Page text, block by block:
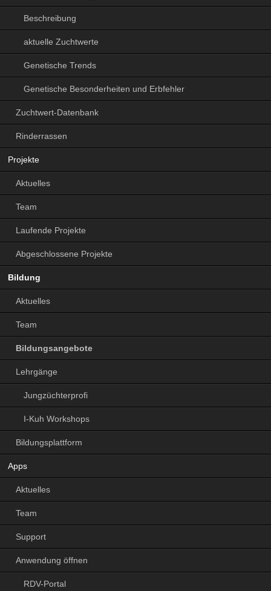
Beschreibung
aktuelle Zuchtwerte
Genetische Trends
Genetische Besonderheiten und Erbfehler
Zuchtwert-Datenbank
Rinderrassen
Projekte
Aktuelles
Team
Laufende Projekte
Abgeschlossene Projekte
Bildung
Aktuelles
Team
Bildungsangebote
Lehrgänge
Jungzüchterprofi
I-Kuh Workshops
Bildungsplattform
Apps
Aktuelles
Team
Support
Anwendung öffnen
RDV-Portal